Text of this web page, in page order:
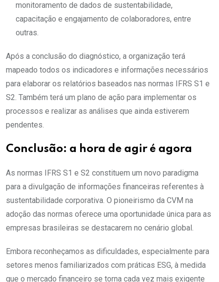
monitoramento de dados de sustentabilidade,
capacitação e engajamento de colaboradores, entre
outras.
Após a conclusão do diagnóstico, a organização terá
mapeado todos os indicadores e informações necessários
para elaborar os relatórios baseados nas normas IFRS S1 e
S2. Também terá um plano de ação para implementar os
processos e realizar as análises que ainda estiverem
pendentes.
Conclusão: a hora de agir é agora
As normas IFRS S1 e S2 constituem um novo paradigma
para a divulgação de informações financeiras referentes à
sustentabilidade corporativa. O pioneirismo da CVM na
adoção das normas oferece uma oportunidade única para as
empresas brasileiras se destacarem no cenário global.
Embora reconheçamos as dificuldades, especialmente para
setores menos familiarizados com práticas ESG, à medida
que o mercado financeiro se torna cada vez mais exigente